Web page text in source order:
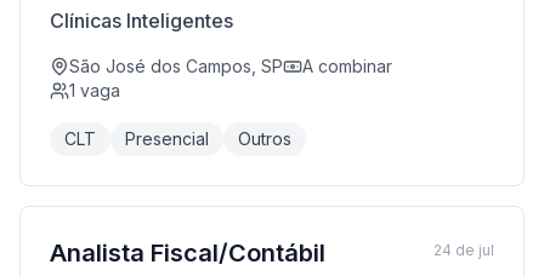
Clínicas Inteligentes
São José dos Campos, SP
A combinar
1 vaga
CLT Presencial Outros
Analista Fiscal/Contábil 24 de jul